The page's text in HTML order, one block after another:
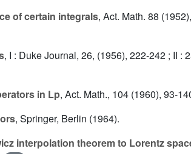
of certain integrals, Act. Math. 88
, I : Duke Journal, 26, (1956), 222-242 ; II :
in Lp, Act. Math., 104 (1960), 93-
, Springer, Berlin (1964).
interpolation theorem to Lorentz